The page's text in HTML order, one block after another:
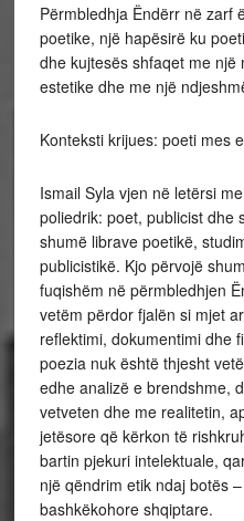
Përmbledhja Ëndërr në zarf
poetike, një hapësirë ku
dhe kujtesës shfaqet me
estetike dhe me një
Konteksti krijues: poeti mes
Ismail Syla vjen në letërsi
poliedrik: poet, publicist dhe
shumë librave poetikë,
publicistikë. Kjo përvojë
fuqishëm në përmbledhjen
vetëm përdor fjalën si mjet
reflektimi, dokumentimi dhe
poezia nuk është thjesht
edhe analizë e brendshme,
vetveten dhe me realitetin,
jetësore që kërkon të
bartin pjekuri intelektuale,
një qëndrim etik ndaj botës
bashkëkohore shqiptare.